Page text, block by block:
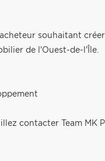
souhaitant
de l'Ouest-de-l'Île.
contacter Team MK